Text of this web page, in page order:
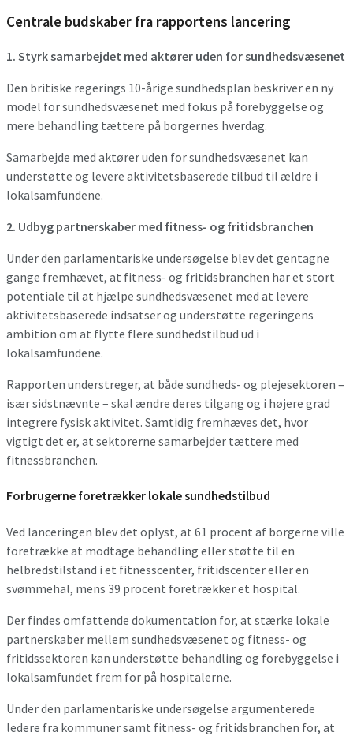
Centrale budskaber fra rapportens lancering
1. Styrk samarbejdet med aktører uden for sundhedsvæsenet
Den britiske regerings 10-årige sundhedsplan beskriver en ny
model for sundhedsvæsenet med fokus på forebyggelse og
mere behandling tættere på borgernes hverdag.
Samarbejde med aktører uden for sundhedsvæsenet kan
understøtte og levere aktivitetsbaserede tilbud til ældre i
lokalsamfundene.
2. Udbyg partnerskaber med fitness- og fritidsbranchen
Under den parlamentariske undersøgelse blev det gentagne
gange fremhævet, at fitness- og fritidsbranchen har et stort
potentiale til at hjælpe sundhedsvæsenet med at levere
aktivitetsbaserede indsatser og understøtte regeringens
ambition om at flytte flere sundhedstilbud ud i
lokalsamfundene.
Rapporten understreger, at både sundheds- og plejesektoren –
især sidstnævnte – skal ændre deres tilgang og i højere grad
integrere fysisk aktivitet. Samtidig fremhæves det, hvor
vigtigt det er, at sektorerne samarbejder tættere med
fitnessbranchen.
Forbrugerne foretrækker lokale sundhedstilbud
Ved lanceringen blev det oplyst, at 61 procent af borgerne ville
foretrække at modtage behandling eller støtte til en
helbredstilstand i et fitnesscenter, fritidscenter eller en
svømmehal, mens 39 procent foretrækker et hospital.
Der findes omfattende dokumentation for, at stærke lokale
partnerskaber mellem sundhedsvæsenet og fitness- og
fritidssektoren kan understøtte behandling og forebyggelse i
lokalsamfundet frem for på hospitalerne.
Under den parlamentariske undersøgelse argumenterede
ledere fra kommuner samt fitness- og fritidsbranchen for, at